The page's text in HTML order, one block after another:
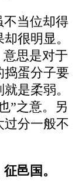
不当位却得
很明显。
意思是对于
捣蛋分子要
是柔弱。
”之意。另
过分一般不
邑国。